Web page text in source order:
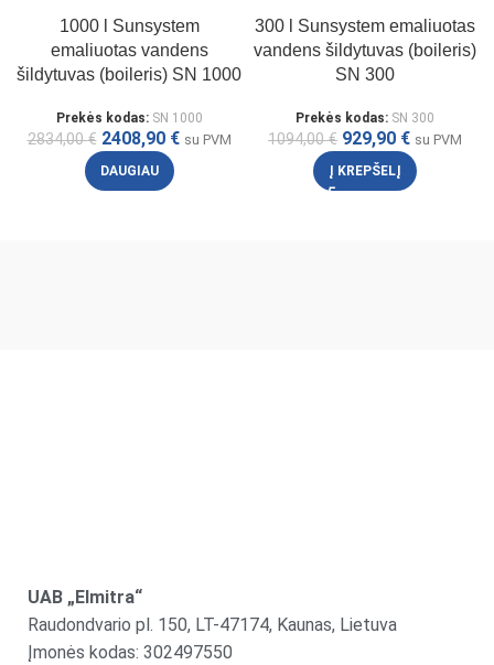
1000 l Sunsystem
emaliuotas vandens
šildytuvas (boileris) SN 1000
Prekės kodas: SN 1000
2834,00€ 2408,90 € su PVM
DAUGIAU
300 l Sunsystem emaliuotas
vandens šildytuvas (boileris)
SN 300
Prekės kodas: SN 300
1094,00€ 929,90 € su PVM
Į KREPŠELĮ
UAB „Elmitra“
Raudondvario pl. 150, LT-47174, Kaunas, Lietuva
Įmonės kodas: 302497550